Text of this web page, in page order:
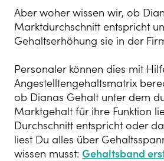
Aber woher wissen wir, ob
Marktdurchschnitt entspricht
Gehaltserhöhung sie in der
Personaler können dies mit
Angestelltengehaltsmatrix
ob Dianas Gehalt unter dem
Marktgehalt für ihre Funktion
Durchschnitt entspricht oder
liest Du alles über
wissen musst: Gehaltsband